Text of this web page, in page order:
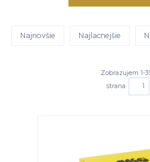
Najnovšie Najlacnejšie
Zobrazujem 1-
strana